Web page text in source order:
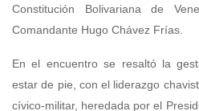
Constitución Bolivariana de
Comandante Hugo Chávez Frías.
En el encuentro se resaltó la
estar de pie, con el liderazgo
cívico-militar, heredada por el